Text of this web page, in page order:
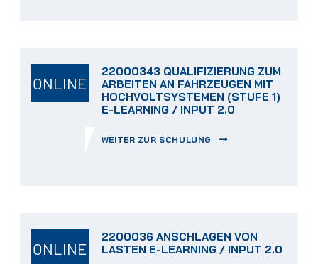
ONLINE
22000343 QUALIFIZIERUNG ZUM
ARBEITEN AN FAHRZEUGEN MIT
HOCHVOLTSYSTEMEN (STUFE 1)
E-LEARNING / INPUT 2.0
WEITER ZUR SCHULUNG
ONLINE
2200036 ANSCHLAGEN VON
LASTEN E-LEARNING / INPUT 2.0